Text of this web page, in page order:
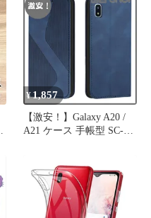
ズ保護 指紋防止 ストラ
ップホール付き 防塵 一
体型 人気 (TPU-AZ-1420,
MJO-JAC-C640)
¥1,857
【激安！】Galaxy A20 /
A21 ケース 手帳型 SC-
手帳型ケース LODROC
スマホケース A20 A21 ケ
ース スタンド機能 カー
ドポケット収納 耐衝撃